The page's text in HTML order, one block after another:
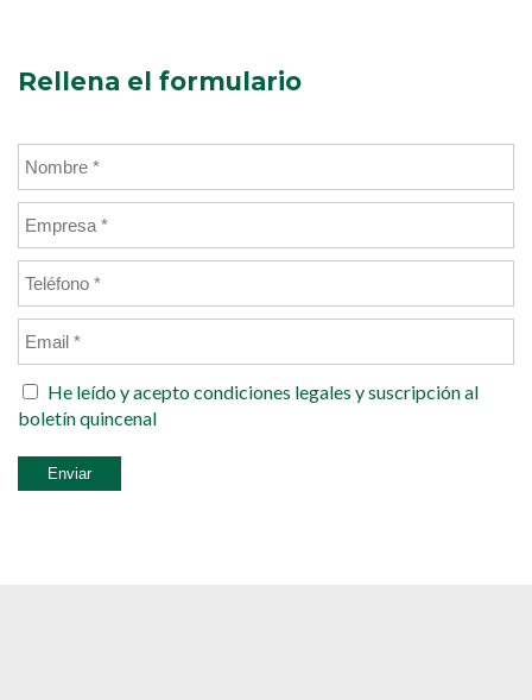
Rellena el formulario
He leído y aceptocondiciones legales y suscripción al
boletín quincenal